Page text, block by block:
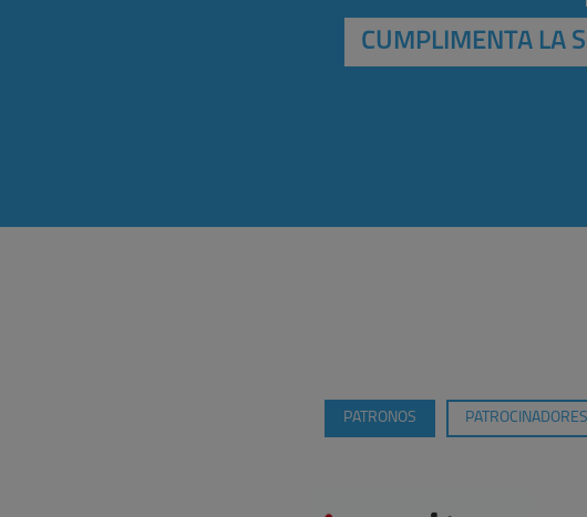
CUMPLIMENTA LA
PATRONOS PATROCINADORES